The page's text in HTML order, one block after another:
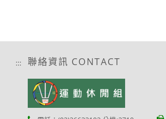
::: 聯絡資訊 CONTACT